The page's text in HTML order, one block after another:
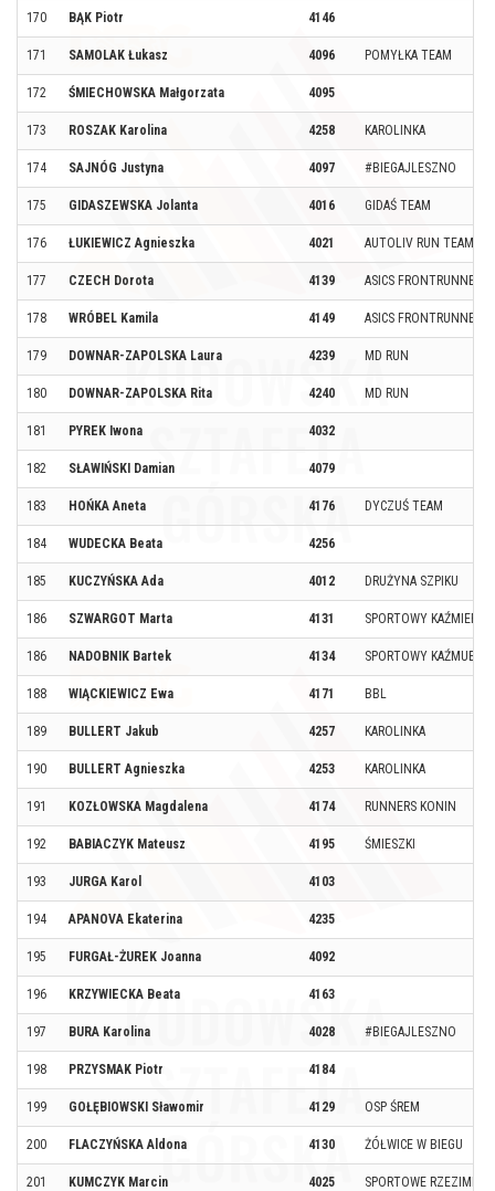
170 BĄK Piotr 4146
171 SAMOLAK Łukasz 4096 POMYŁKA TEAM
172 ŚMIECHOWSKA Małgorzata 4095
173 ROSZAK Karolina 4258 KAROLINKA
174 SAJNÓG Justyna 4097 #BIEGAJLESZNO
175 GIDASZEWSKA Jolanta 4016 GIDAŚ TEAM
176 ŁUKIEWICZ Agnieszka 4021 AUTOLIV RUN TEAM
177 CZECH Dorota 4139 ASICS FRONTRUNNER
178 WRÓBEL Kamila 4149 ASICS FRONTRUNNER
179 DOWNAR-ZAPOLSKA Laura 4239 MD RUN
180 DOWNAR-ZAPOLSKA Rita 4240 MD RUN
181 PYREK Iwona 4032
182 SŁAWIŃSKI Damian 4079
183 HOŃKA Aneta 4176 DYCZUŚ TEAM
184 WUDECKA Beata 4256
185 KUCZYŃSKA Ada 4012 DRUŻYNA SZPIKU
186 SZWARGOT Marta 4131 SPORTOWY KAŹMIERZ
186 NADOBNIK Bartek 4134 SPORTOWY KAŹMUERZ
188 WIĄCKIEWICZ Ewa 4171 BBL
189 BULLERT Jakub 4257 KAROLINKA
190 BULLERT Agnieszka 4253 KAROLINKA
191 KOZŁOWSKA Magdalena 4174 RUNNERS KONIN
192 BABIACZYK Mateusz 4195 ŚMIESZKI
193 JURGA Karol 4103
194 APANOVA Ekaterina 4235
195 FURGAŁ-ŻUREK Joanna 4092
196 KRZYWIECKA Beata 4163
197 BURA Karolina 4028 #BIEGAJLESZNO
198 PRZYSMAK Piotr 4184
199 GOŁĘBIOWSKI Sławomir 4129 OSP ŚREM
200 FLACZYŃSKA Aldona 4130 ŻÓŁWICE W BIEGU
201 KUMCZYK Marcin 4025 SPORTOWE